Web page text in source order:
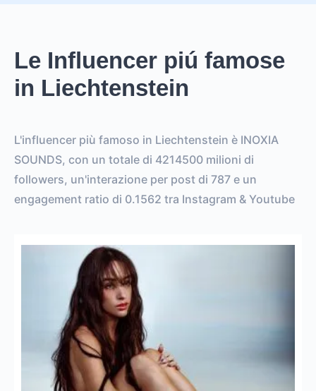
Le Influencer piú famose
in Liechtenstein
L'influencer più famoso in Liechtenstein è INOXIA
SOUNDS, con un totale di 4214500 milioni di
followers, un'interazione per post di 787 e un
engagement ratio di 0.1562 tra Instagram & Youtube